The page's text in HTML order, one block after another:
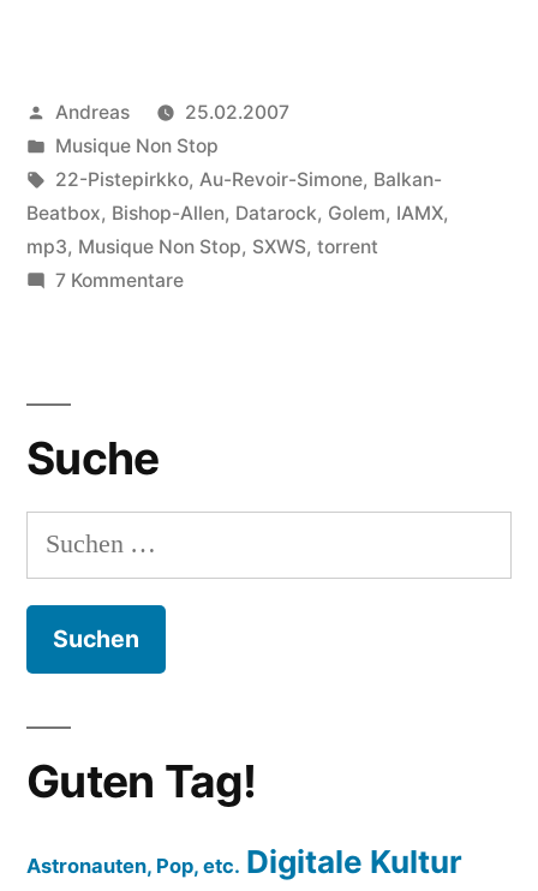
Veröffentlicht
von
Andreas
25.02.2007
Veröffentlicht
in
Musique Non Stop
Schlagwörter:
22-Pistepirkko, Au-Revoir-Simone, Balkan-
Beatbox, Bishop-Allen, Datarock, Golem, IAMX,
mp3, Musique Non Stop, SXWS, torrent
7 Kommentarezu
Suche
Suchen
nach:
Guten Tag!
Astronauten, Pop, etc. Digitale Kultur